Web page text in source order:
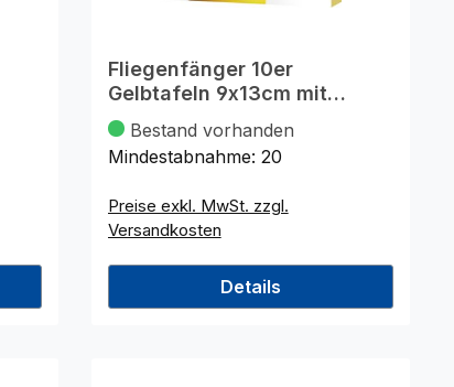
Fliegenfänger 10er
Gelbtafeln 9x13cm mit
Aufhäng.
Bestand vorhanden
Mindestabnahme: 20
Preise exkl. MwSt. zzgl.
Versandkosten
Details